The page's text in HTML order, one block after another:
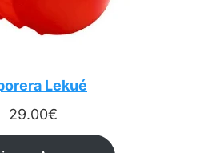
Lekué
29.00€